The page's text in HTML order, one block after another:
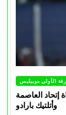
الأولى موبيليس
إتحاد العاصمة
وأتلتيك بارادو